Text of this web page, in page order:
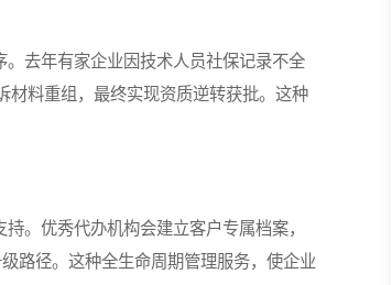
去年有家企业因技术人员社保记录不全
材料重组，最终实现资质逆转获批。这种
。优秀代办机构会建立客户专属档案，
路径。这种全生命周期管理服务，使企业